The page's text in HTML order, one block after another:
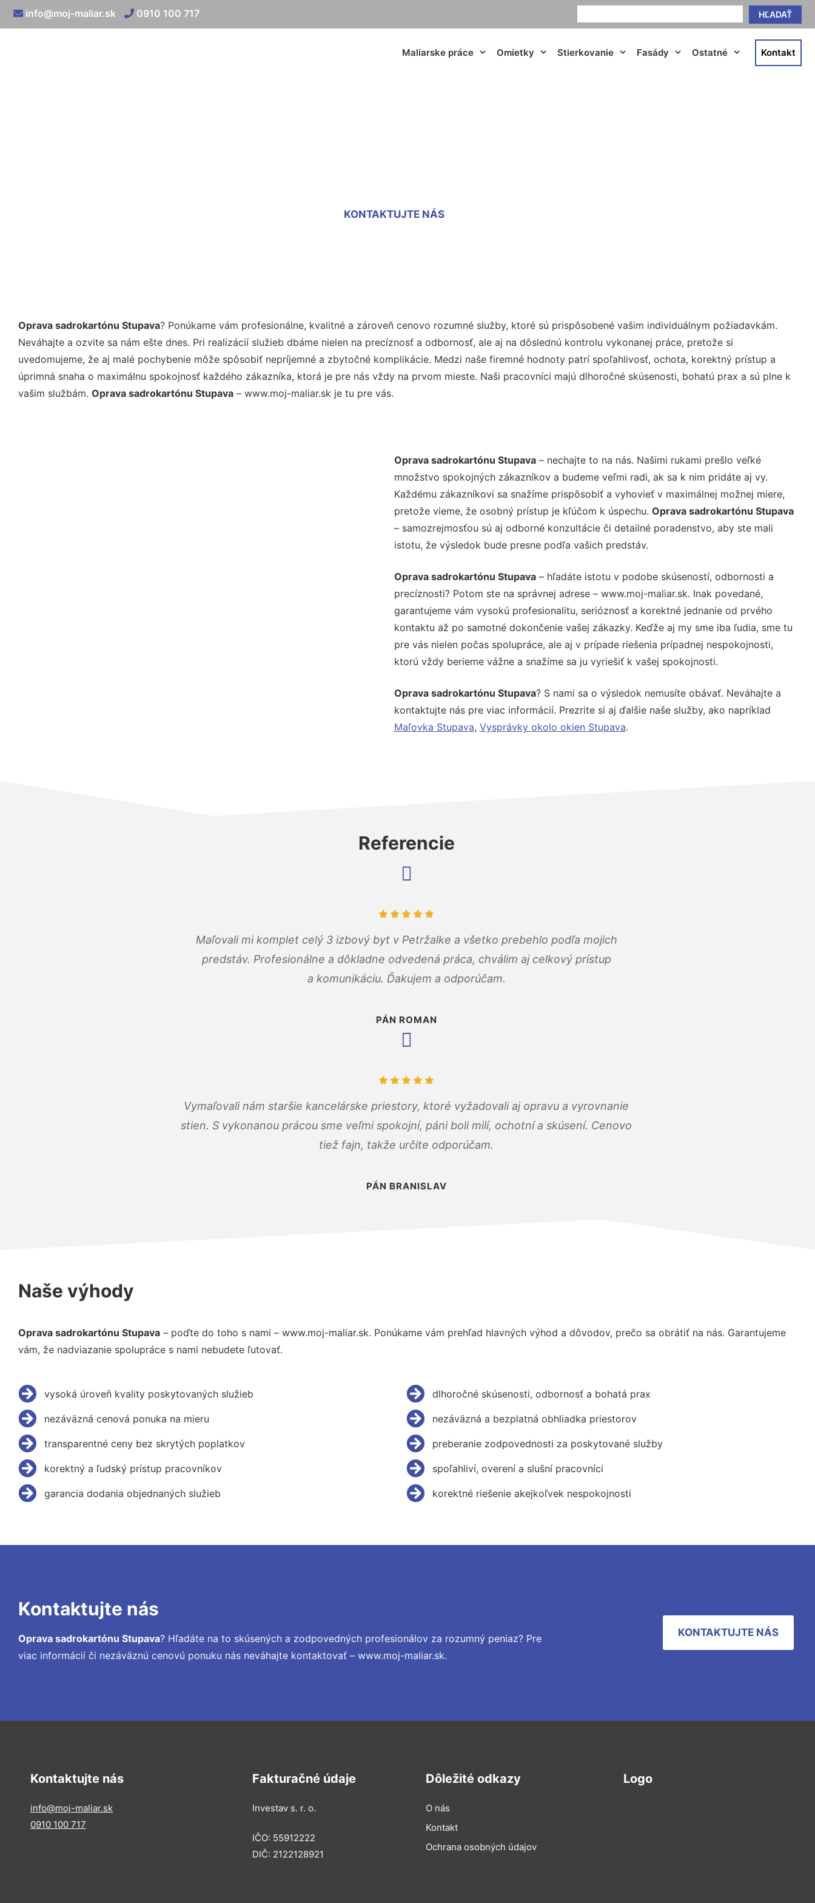
HĽADAŤ
info@moj-maliar.sk 0910 100 717
Maliarske práce Omietky Stierkovanie Fasády Ostatné Kontakt
KONTAKTUJTE NÁS
Oprava sadrokartónu Stupava? Ponúkame vám profesionálne, kvalitné a zároveň cenovo rozumné služby, ktoré sú prispôsobené vašim individuálnym požiadavkám.
Neváhajte a ozvite sa nám ešte dnes. Pri realizácií služieb dbáme nielen na precíznosť a odbornosť, ale aj na dôslednú kontrolu vykonanej práce, pretože si
uvedomujeme, že aj malé pochybenie môže spôsobiť nepríjemné a zbytočné komplikácie. Medzi naše firemné hodnoty patrí spoľahlivosť, ochota, korektný prístup a
úprimná snaha o maximálnu spokojnosť každého zákazníka, ktorá je pre nás vždy na prvom mieste. Naši pracovníci majú dlhoročné skúsenosti, bohatú prax a sú plne k
vašim službám. Oprava sadrokartónu Stupava – www.moj-maliar.sk je tu pre vás.
Oprava sadrokartónu Stupava– nechajte to na nás. Našimi rukami prešlo veľké
množstvo spokojných zákazníkov a budeme veľmi radi, ak sa k nim pridáte aj vy.
Každému zákazníkovi sa snažíme prispôsobiť a vyhovieť v maximálnej možnej miere,
pretože vieme, že osobný prístup je kľúčom k úspechu. Oprava sadrokartónu Stupava
– samozrejmosťou sú aj odborné konzultácie či detailné poradenstvo, aby ste mali
istotu, že výsledok bude presne podľa vašich predstáv.
Oprava sadrokartónu Stupava– hľadáte istotu v podobe skúseností, odbornosti a
precíznosti? Potom ste na správnej adrese – www.moj-maliar.sk. Inak povedané,
garantujeme vám vysokú profesionalitu, serióznosť a korektné jednanie od prvého
kontaktu až po samotné dokončenie vašej zákazky. Keďže aj my sme iba ľudia, sme tu
pre vás nielen počas spolupráce, ale aj v prípade riešenia prípadnej nespokojnosti,
ktorú vždy berieme vážne a snažíme sa ju vyriešiť k vašej spokojnosti.
Oprava sadrokartónu Stupava? S nami sa o výsledok nemusíte obávať. Neváhajte a
kontaktujte nás pre viac informácií. Prezrite si aj ďalšie naše služby, ako napríklad
Maľovka Stupava, Vysprávky okolo okien Stupava.
Referencie
Maľovali mi komplet celý 3 izbový byt v Petržalke a všetko prebehlo podľa mojich
predstáv. Profesionálne a dôkladne odvedená práca, chválim aj celkový prístup
a komunikáciu. Ďakujem a odporúčam.
PÁN ROMAN
Vymaľovali nám staršie kancelárske priestory, ktoré vyžadovali aj opravu a vyrovnanie
stien. S vykonanou prácou sme veľmi spokojní, páni boli milí, ochotní a skúsení. Cenovo
tiež fajn, takže určite odporúčam.
PÁN BRANISLAV
Naše výhody
Oprava sadrokartónu Stupava – poďte do toho s nami – www.moj-maliar.sk. Ponúkame vám prehľad hlavných výhod a dôvodov, prečo sa obrátiť na nás. Garantujeme
vám, že nadviazanie spolupráce s nami nebudete ľutovať.
vysoká úroveň kvality poskytovaných služieb
nezáväzná cenová ponuka na mieru
transparentné ceny bez skrytých poplatkov
korektný a ľudský prístup pracovníkov
garancia dodania objednaných služieb
dlhoročné skúsenosti, odbornosť a bohatá prax
nezáväzná a bezplatná obhliadka priestorov
preberanie zodpovednosti za poskytované služby
spoľahliví, overení a slušní pracovníci
korektné riešenie akejkoľvek nespokojnosti
Kontaktujte nás
Oprava sadrokartónu Stupava? Hľadáte na to skúsených a zodpovedných profesionálov za rozumný peniaz? Pre
viac informácií či nezáväznú cenovú ponuku nás neváhajte kontaktovať – www.moj-maliar.sk.
KONTAKTUJTE NÁS
Kontaktujte nás
info@moj-maliar.sk
0910 100 717
Fakturačné údaje
Investav s. r. o.
IČO: 55912222
DIČ: 2122128921
Dôležité odkazy
O nás
Kontakt
Ochrana osobných údajov
Logo